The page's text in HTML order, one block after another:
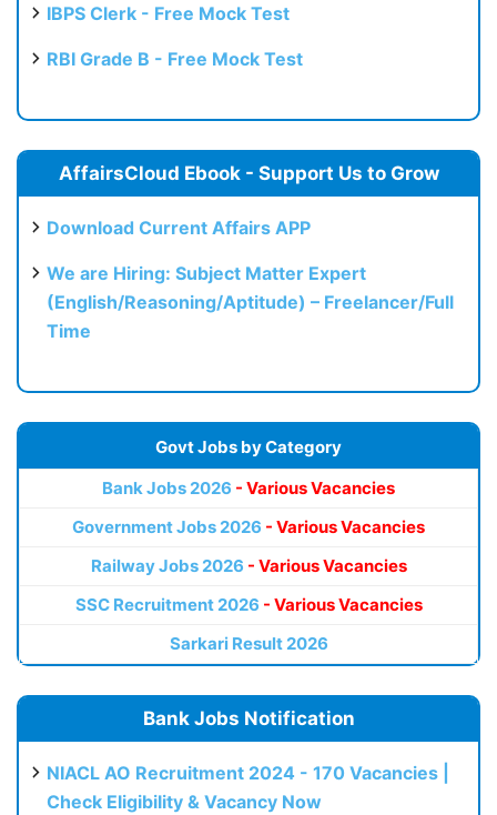
IBPS Clerk - Free Mock Test
RBI Grade B - Free Mock Test
AffairsCloud Ebook - Support Us to Grow
Download Current Affairs APP
We are Hiring: Subject Matter Expert
(English/Reasoning/Aptitude) – Freelancer/Full
Time
Govt Jobs by Category
Bank Jobs 2026 - Various Vacancies
Government Jobs 2026 - Various Vacancies
Railway Jobs 2026 - Various Vacancies
SSC Recruitment 2026 - Various Vacancies
Sarkari Result 2026
Bank Jobs Notification
NIACL AO Recruitment 2024 - 170 Vacancies |
Check Eligibility & Vacancy Now